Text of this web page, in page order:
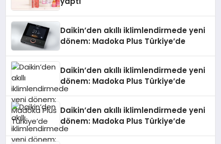
Daikin’den akıllı iklimlendirmede yeni
dönem: Madoka Plus Türkiye’de
Daikin’den akıllı iklimlendirmede yeni
dönem: Madoka Plus Türkiye’de
Daikin’den akıllı iklimlendirmede yeni
dönem: Madoka Plus Türkiye’de